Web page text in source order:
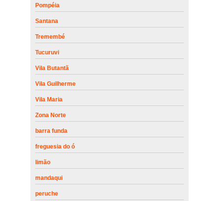
Pompéia
Santana
Tremembé
Tucuruvi
Vila Butantã
Vila Guilherme
Vila Maria
Zona Norte
barra funda
freguesia do ó
limão
mandaqui
peruche